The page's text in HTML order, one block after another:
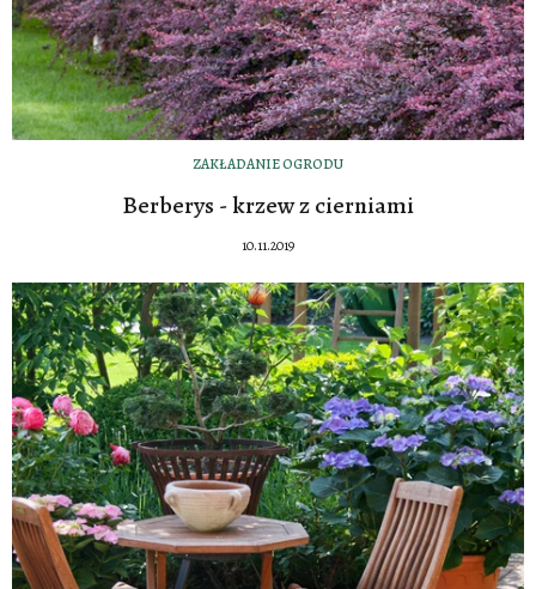
ZAKŁADANIE OGRODU
Berberys - krzew z cierniami
10.11.2019